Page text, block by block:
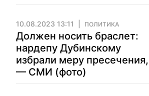
10.08.2023 13:11 ПОЛИТИКА
Должен носить браслет:
нардепу Дубинскому
избрали меру пресечения,
— СМИ (фото)